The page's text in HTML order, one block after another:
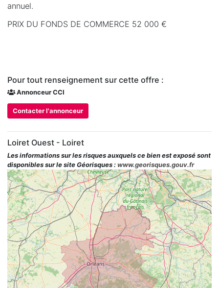
annuel.
PRIX DU FONDS DE COMMERCE 52 000 €
Pour tout renseignement sur cette offre :
Annonceur CCI
Contacter l'annonceur
Loiret Ouest - Loiret
Les informations sur les risques auxquels ce bien est exposé sont
disponibles sur le site Géorisques : www.georisques.gouv.fr